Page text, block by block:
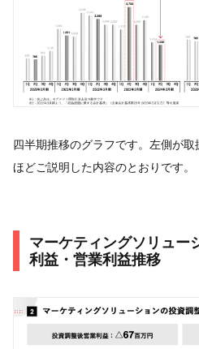
四半期推移のグラフです。左側が
ほどご説明した内容のとおりです。
マーケティングソリュー
利益・営業利益推移